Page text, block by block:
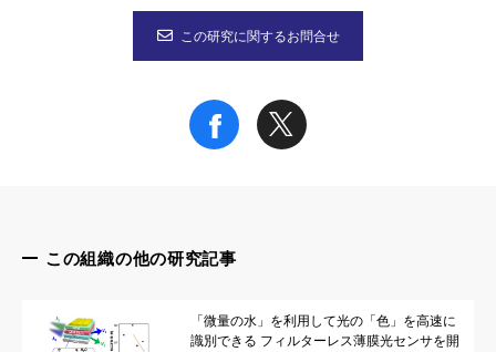
この研究に関するお問合せ
この組織の他の研究記事
「微量の水」を利用して光の「色」を高速に
識別できる フィルターレス薄膜光センサを開